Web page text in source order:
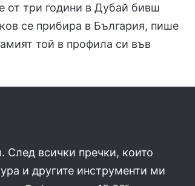
от три години в Дубай бивш
се прибира в България, пише
той в профила си във
След всички пречки, които
и другите инструменти ми